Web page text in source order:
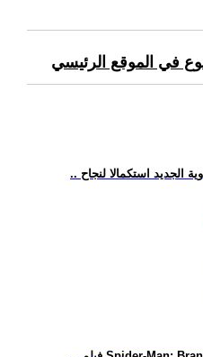
في الموقع الرئيسي
الجديد استكمالا لنجاح